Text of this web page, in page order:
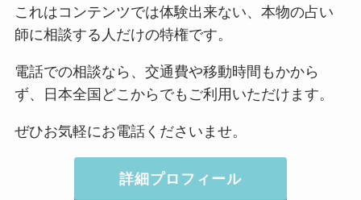
これはコンテンツでは体験出来ない、本物の占い
師に相談する人だけの特権です。
電話での相談なら、交通費や移動時間もかから
ず、日本全国どこからでもご利用いただけます。
ぜひお気軽にお電話くださいませ。
詳細プロフィール